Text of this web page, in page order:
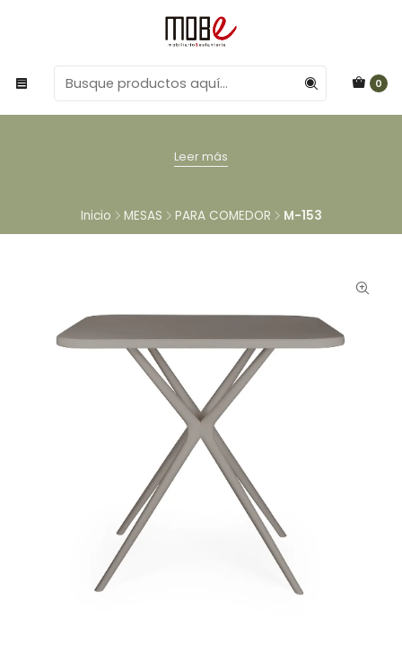
0
Leer más
Inicio MESAS PARA COMEDOR M-153